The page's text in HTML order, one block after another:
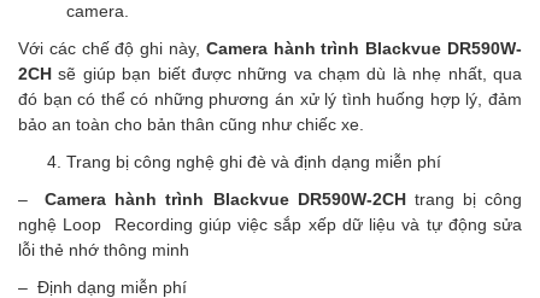
camera.
Với các chế độ ghi này, Camera hành trình Blackvue DR590W-
2CHsẽ giúp bạn biết được những va chạm dù là nhẹ nhất, qua
đó bạn có thể có những phương án xử lý tình huống hợp lý, đảm
bảo an toàn cho bản thân cũng như chiếc xe.
Trang bị công nghệ ghi đè và định dạng miễn phí
–Camera hành trình Blackvue DR590W-2CHtrang bị công
nghệ Loop Recording giúp việc sắp xếp dữ liệu và tự động sửa
lỗi thẻ nhớ thông minh
– Định dạng miễn phí